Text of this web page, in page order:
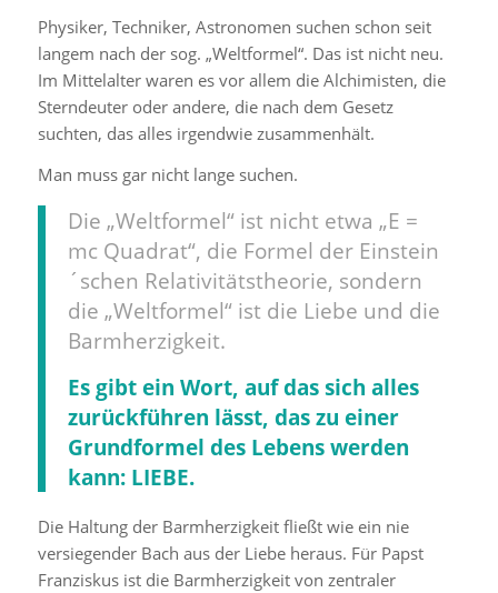
Physiker, Techniker, Astronomen suchen schon seit
langem nach der sog. „Weltformel“. Das ist nicht neu.
Im Mittelalter waren es vor allem die Alchimisten, die
Sterndeuter oder andere, die nach dem Gesetz
suchten, das alles irgendwie zusammenhält.
Man muss gar nicht lange suchen.
Die „Weltformel“ ist nicht etwa „E =
mc Quadrat“, die Formel der Einstein
´schen Relativitätstheorie, sondern
die „Weltformel“ ist die Liebe und die
Barmherzigkeit.
Es gibt ein Wort, auf das sich alles
zurückführen lässt, das zu einer
Grundformel des Lebens werden
kann: LIEBE.
Die Haltung der Barmherzigkeit fließt wie ein nie
versiegender Bach aus der Liebe heraus. Für Papst
Franziskus ist die Barmherzigkeit von zentraler